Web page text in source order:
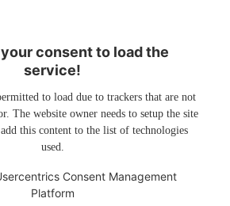
consent to load the
service!
to load due to trackers that are not
The website owner needs to setup the site
this content to the list of technologies
used.
Consent Management
Platform